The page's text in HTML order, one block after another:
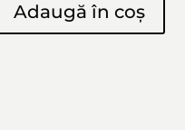
Adaugă în coș